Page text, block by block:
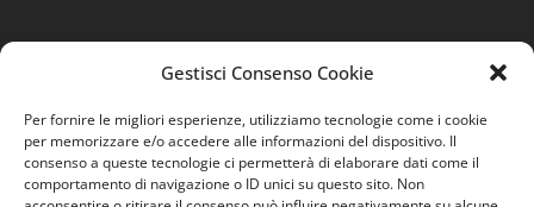
Gestisci Consenso Cookie
Per fornire le migliori esperienze, utilizziamo tecnologie come i cookie
per memorizzare e/o accedere alle informazioni del dispositivo. Il
consenso a queste tecnologie ci permetterà di elaborare dati come il
comportamento di navigazione o ID unici su questo sito. Non
Quest'opera è distribuita con LicenzaCreative